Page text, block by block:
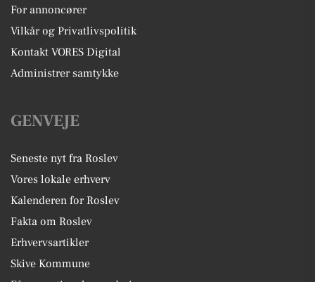
For annoncører
Vilkår og Privatlivspolitik
Kontakt VORES Digital
Administrer samtykke
GENVEJE
Seneste nyt fra Roslev
Vores lokale erhverv
Kalenderen for Roslev
Fakta om Roslev
Erhvervsartikler
Skive Kommune